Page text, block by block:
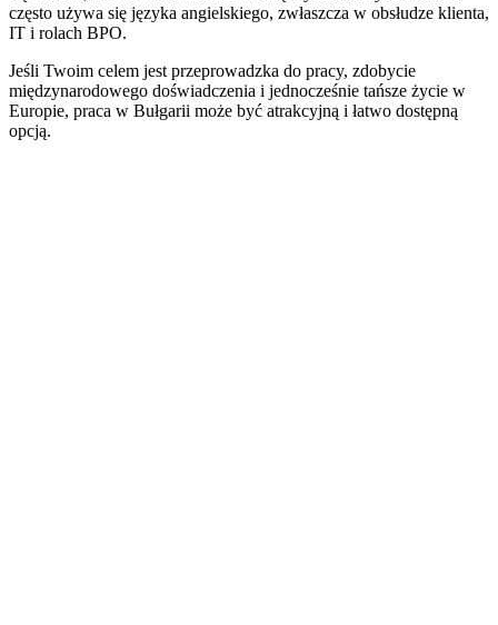
często używa się języka angielskiego, zwłaszcza w obsłudze klienta,
IT i rolach BPO.
Jeśli Twoim celem jest przeprowadzka do pracy, zdobycie
międzynarodowego doświadczenia i jednocześnie tańsze życie w
Europie, praca w Bułgarii może być atrakcyjną i łatwo dostępną
opcją.